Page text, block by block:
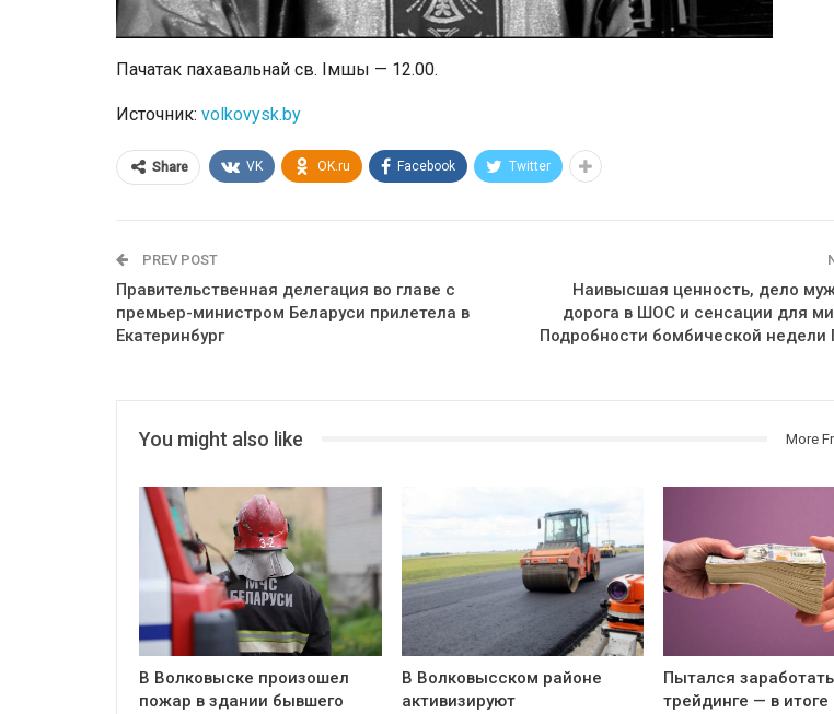
Пачатак пахавальнай св. Імшы — 12.00.
Источник: volkovysk.by
Share VK OK.ru Facebook Twitter
PREV POST
Правительственная делегация во главе с
премьер-министром Беларуси прилетела в
Екатеринбург
Наивысшая ценность, дело
дорога в ШОС и сенсации для
Подробности бомбической недели
You might also like More
В Волковыске произошел
пожар в здании бывшего
В Волковысском районе
активизируют
Пытался
трейдинге — в итоге